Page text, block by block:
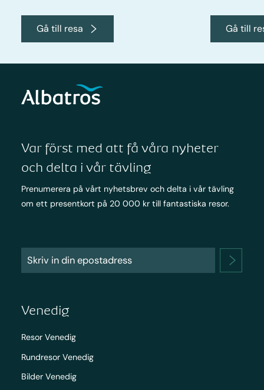
Gå till resa Gå till
Var först med att få våra nyheter
och delta i vår tävling
Prenumerera på vårt nyhetsbrev och delta i vår tävling
om ett presentkort på 20 000 kr till fantastiska resor.
Venedig
Resor Venedig
Rundresor Venedig
Bilder Venedig